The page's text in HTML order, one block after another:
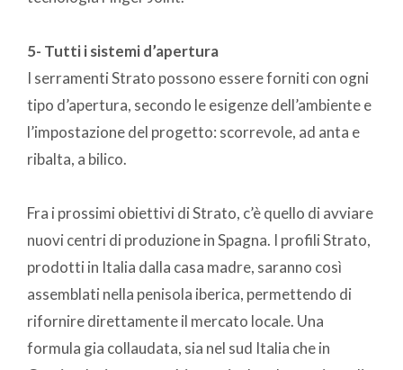
5- Tutti i sistemi d’apertura
I serramenti Strato possono essere forniti con ogni
tipo d’apertura, secondo le esigenze dell’ambiente e
l’impostazione del progetto: scorrevole, ad anta e
ribalta, a bilico.
Fra i prossimi obiettivi di Strato, c’è quello di avviare
nuovi centri di produzione in Spagna. I profili Strato,
prodotti in Italia dalla casa madre, saranno così
assemblati nella penisola iberica, permettendo di
rifornire direttamente il mercato locale. Una
formula gia collaudata, sia nel sud Italia che in